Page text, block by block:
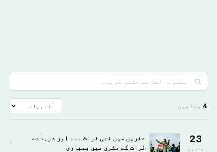
4 مضامین
23
جنوری
عفرین میں نئی فرنٹ ۔۔۔ اور دریائے
فرات کے مشرق میں بمباری
›